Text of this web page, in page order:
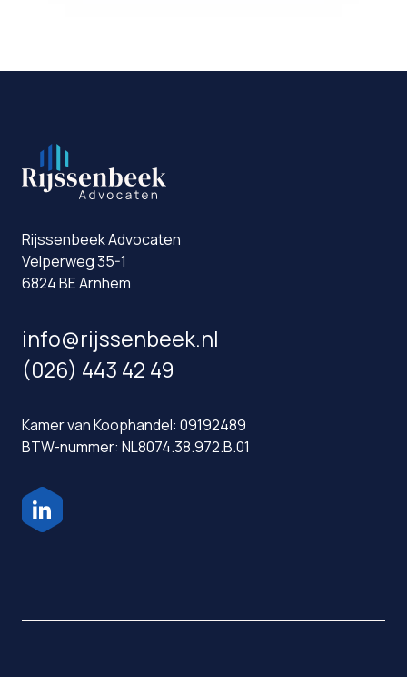
Rijssenbeek Advocaten
Velperweg 35-1
6824 BE Arnhem
info@rijssenbeek.nl
(026) 443 42 49
Kamer van Koophandel: 09192489
BTW-nummer: NL8074.38.972.B.01